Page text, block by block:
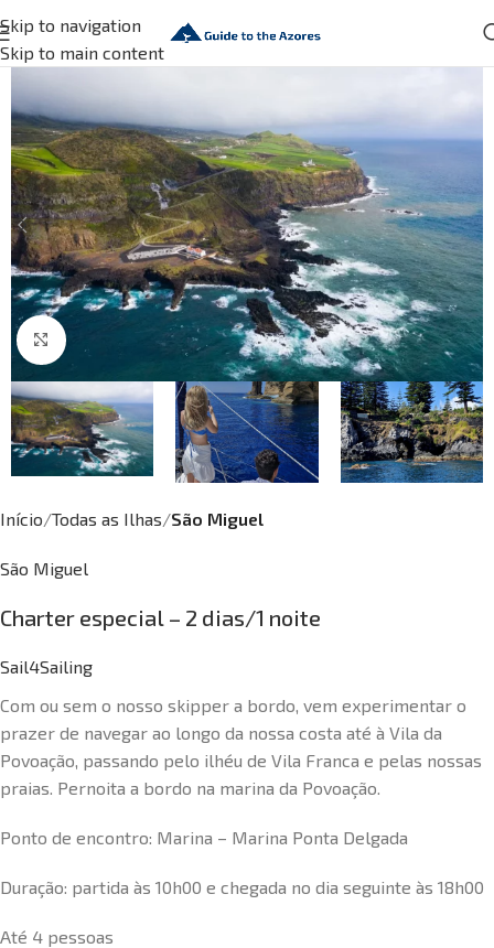
Skip to navigation
Skip to main content
Click to enlarge
Início Todas as Ilhas São Miguel
São Miguel
Charter especial – 2 dias/1 noite
Sail4Sailing
Com ou sem o nosso skipper a bordo, vem experimentar o
prazer de navegar ao longo da nossa costa até à Vila da
Povoação, passando pelo ilhéu de Vila Franca e pelas nossas
praias. Pernoita a bordo na marina da Povoação.
Ponto de encontro: Marina – Marina Ponta Delgada
Duração: partida às 10h00 e chegada no dia seguinte às 18h00
Até 4 pessoas